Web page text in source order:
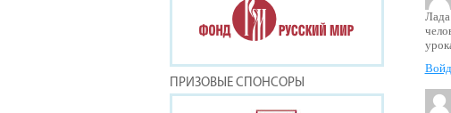
ПРИЗОВЫЕ СПОНСОРЫ